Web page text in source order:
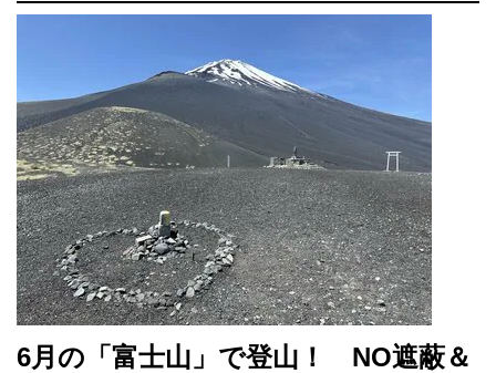
6月の「富士山」で登山！ NO遮蔽＆